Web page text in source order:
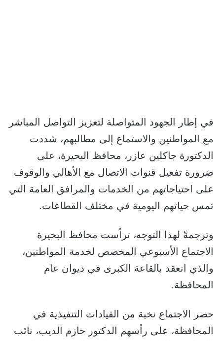
في إطار الجهود المتواصلة لتعزيز التواصل المباشر
مع المواطنين والاستماع إلى مطالبهم، شددت
الدكتورة جاكلين عازر، محافظ البحيرة، على
ضرورة تفعيل قنوات الاتصال مع الأهالي والوقوف
على احتياجاتهم من الخدمات والمرافق العامة التي
تمس حياتهم اليومية في مختلف القطاعات.
وترجمةً لهذا التوجه، ترأست محافظ البحيرة
الاجتماع الأسبوعي المخصص لخدمة المواطنين،
والذي انعقد بالقاعة الكبرى في ديوان عام
المحافظة.
حضر الاجتماع نخبة من القيادات التنفيذية في
المحافظة، على رأسهم الدكتور حازم الديب، نائب